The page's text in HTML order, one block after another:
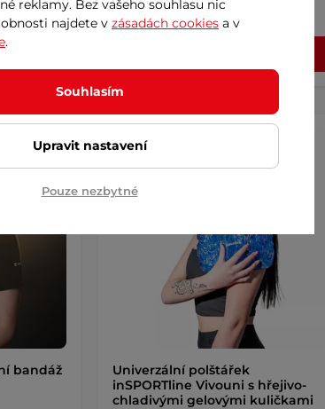
bandáž
Dáreček
Univerzální polštářek
inSPORTline Vivouni s hřejivo-
chladivými gelovými kuličkami
reklamy. Bez vašeho souhlasu nic
najdete v zásadách cookies a v
.
Souhlasím
Upravit nastavení
Pouze nezbytné